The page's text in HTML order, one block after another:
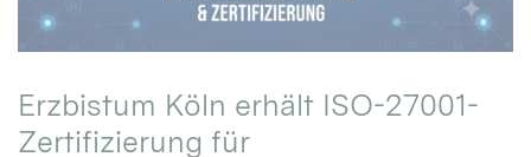
Erzbistum Köln erhält ISO-27001-
Zertifizierung für